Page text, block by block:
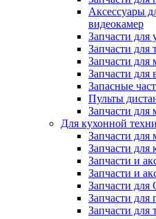
Аксессуары
видеокамер
Запчасти для
Запчасти для
Запчасти для
Запчасти для
Запасные
Пульты
Запчасти для
Для кухонной
Запчасти для
Запчасти для
Запчасти и
Запчасти и
Запчасти
Запчасти
Запчасти для